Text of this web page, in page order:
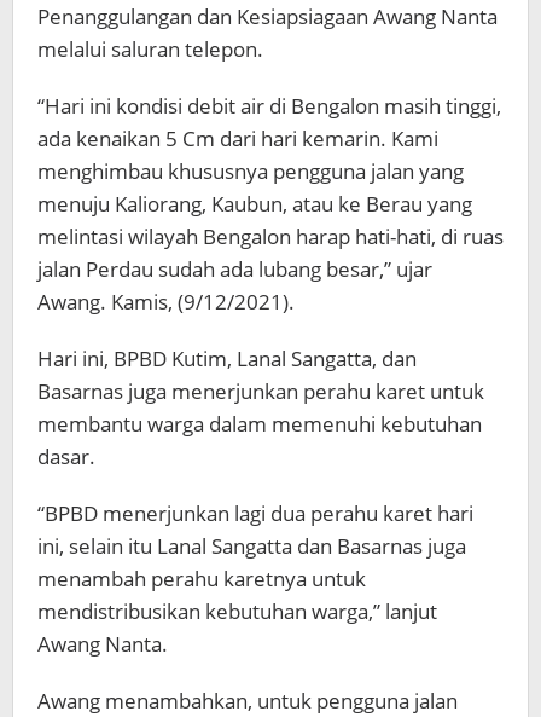
Penanggulangan dan Kesiapsiagaan Awang Nanta
melalui saluran telepon.
“Hari ini kondisi debit air di Bengalon masih tinggi,
ada kenaikan 5 Cm dari hari kemarin. Kami
menghimbau khususnya pengguna jalan yang
menuju Kaliorang, Kaubun, atau ke Berau yang
melintasi wilayah Bengalon harap hati-hati, di ruas
jalan Perdau sudah ada lubang besar,” ujar
Awang. Kamis, (9/12/2021).
Hari ini, BPBD Kutim, Lanal Sangatta, dan
Basarnas juga menerjunkan perahu karet untuk
membantu warga dalam memenuhi kebutuhan
dasar.
“BPBD menerjunkan lagi dua perahu karet hari
ini, selain itu Lanal Sangatta dan Basarnas juga
menambah perahu karetnya untuk
mendistribusikan kebutuhan warga,” lanjut
Awang Nanta.
Awang menambahkan, untuk pengguna jalan